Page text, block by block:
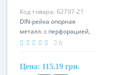
Код товара: 62707-21
DIN-рейка опорная
металл. с перфорацией,
TS35 DZN1.0_S
0
Цена: 115.19 грн.